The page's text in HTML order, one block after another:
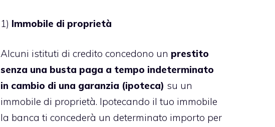
1) Immobile di proprietà
Alcuni istituti di credito concedono un prestito
senza una busta paga a tempo indeterminato
in cambio di una garanzia (ipoteca) su un
immobile di proprietà. Ipotecando il tuo immobile
la banca ti concederà un determinato importo per